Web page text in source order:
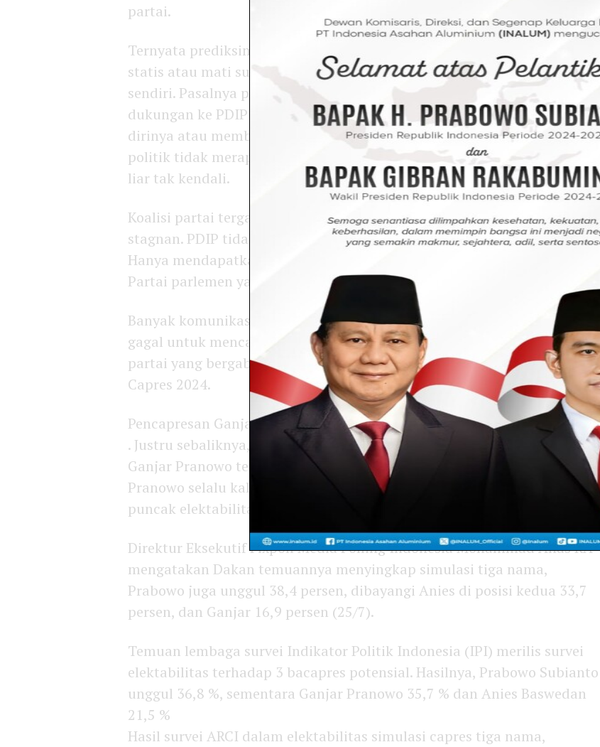
partai.
Ternyata prediksinya meleset dan justru peta politik menjadi stagnan,
statis atau mati suri. Kenyataan ini menjadi malapetaka bagi PDIP
sendiri. Pasalnya partai lain tidak ada yang bergerak baik dalam urusan
dukungan ke PDIP dan juga arah koalisi partai politik memperkuat
dirinya atau membentuk poros politik baru. Yang terjadi justru partai
politik tidak merapat ke PDIP dan justru positioning politiknya semakin
liar tak kendali.
Koalisi partai tergabung dalam sekutu PDIP tidak berkembang alias
stagnan. PDIP tidak berhasil menggaet partai besar atau menengah.
Hanya mendapatkan partai non parlemen seperti Hanura dan Perindo.
Partai parlemen yang merapat ke PDIP hanya diikuti oleh PPP.
Banyak komunikasi dan penjajakan politik PDIP dengan partai lain
gagal untuk mencapai tujuan politiknya menambah jumlah koalisi
partai yang bergabung PDIP untuk mendukung Ganjar Pranowo sebagai
Capres 2024.
Pencapresan Ganjar Pranowo juga mengalami stagnasi politik yang akut
. Justru sebaliknya, paska dicapreskan resmi oleh PDIP elektabilitas
Ganjar Pranowo tergelincir di bawah Prabowo Subianto. Ganjar
Pranowo selalu kalah dengan Prabowo Subianto dalam pencapaian
puncak elektabilitas capres.
Direktur Eksekutif Fixpoll Media Polling Indonesia Mohammad Anas RA
mengatakan Dakan temuannya menyingkap simulasi tiga nama,
Prabowo juga unggul 38,4 persen, dibayangi Anies di posisi kedua 33,7
persen, dan Ganjar 16,9 persen (25/7).
Temuan lembaga survei Indikator Politik Indonesia (IPI) merilis survei
elektabilitas terhadap 3 bacapres potensial. Hasilnya, Prabowo Subianto
unggul 36,8 %, sementara Ganjar Pranowo 35,7 % dan Anies Baswedan
21,5 %
Hasil survei ARCI dalam elektabilitas simulasi capres tiga nama,